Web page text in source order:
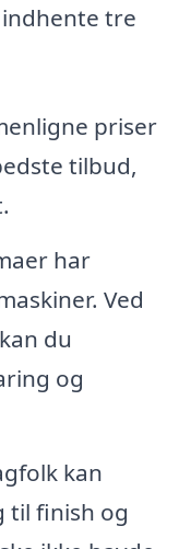
tre
priser
tilbud,
har
Ved
du
og
kan
til finish og